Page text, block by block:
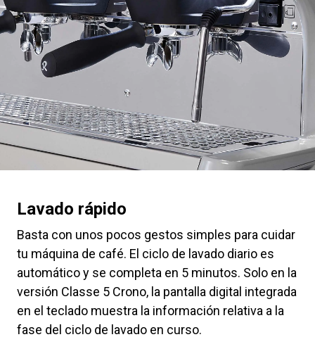
Lavado rápido
Basta con unos pocos gestos simples para cuidar
tu máquina de café. El ciclo de lavado diario es
automático y se completa en 5 minutos. Solo en la
versión Classe 5 Crono, la pantalla digital integrada
en el teclado muestra la información relativa a la
fase del ciclo de lavado en curso.
Todos